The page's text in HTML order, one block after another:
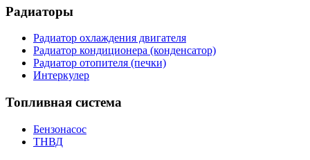
Радиаторы
Радиатор охлаждения двигателя
Радиатор кондиционера (конденсатор)
Радиатор отопителя (печки)
Интеркулер
Топливная система
Бензонасос
ТНВД